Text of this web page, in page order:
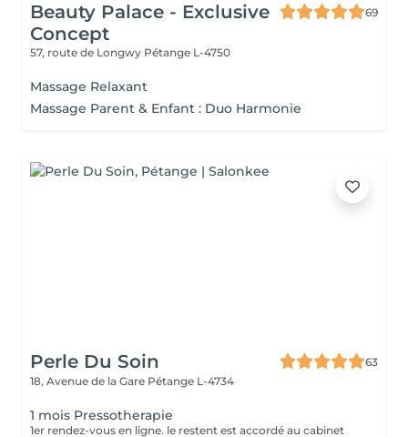
Beauty Palace - Exclusive
Concept
69
57, route de Longwy Pétange L-4750
Massage Relaxant
Massage Parent & Enfant : Duo Harmonie
Perle Du Soin
63
18, Avenue de la Gare Pétange L-4734
1 mois Pressotherapie
1er rendez-vous en ligne. le restent est accordé au cabinet